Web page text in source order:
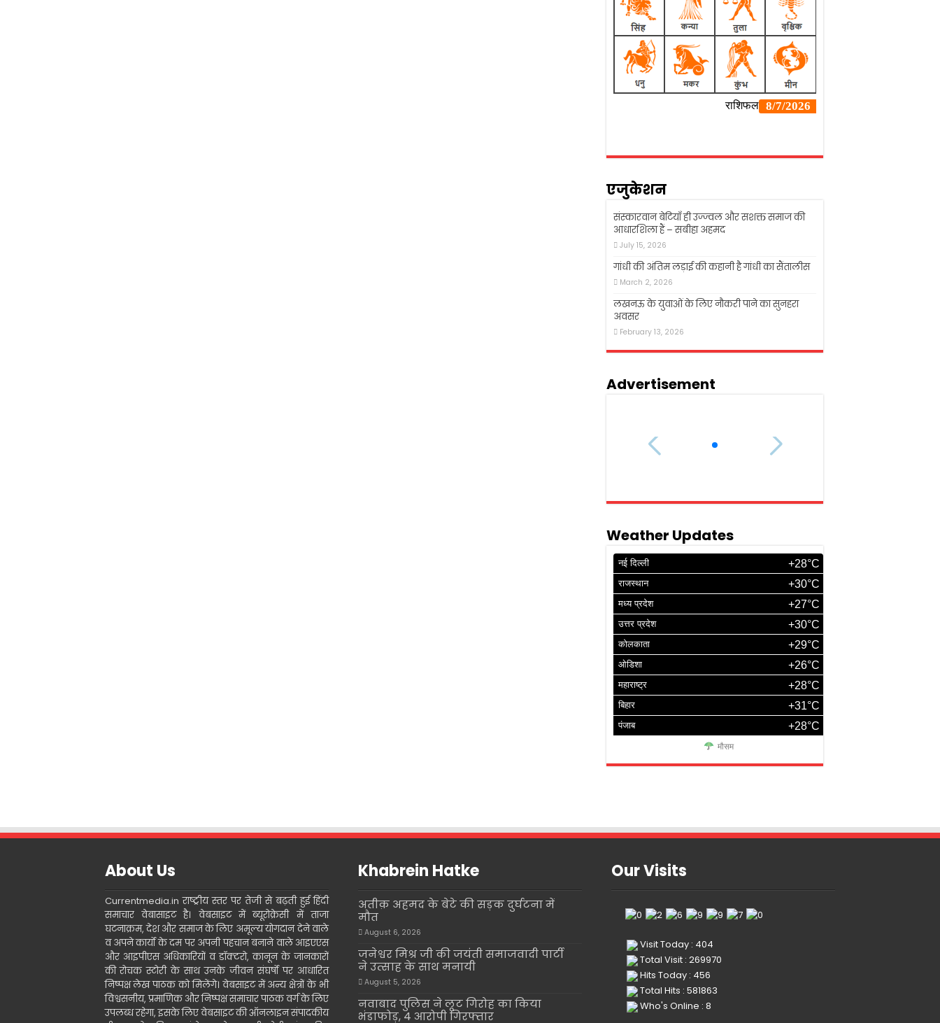
एजुकेशन
संस्कारवान बेटियाँ ही उज्ज्वल और सशक्त समाज की
आधारशिला हैं – सबीहा अहमद
July 15, 2026
गांधी की अंतिम लड़ाई की कहानी है गांधी का सैंतालीस
March 2, 2026
लखनऊ के युवाओं के लिए नौकरी पाने का सुनहरा
अवसर
February 13, 2026
Advertisement
Weather Updates
नई दिल्ली +28°C
राजस्थान +30°C
मध्य प्रदेश +27°C
उत्तर प्रदेश +30°C
कोलकाता +29°C
ओडिशा +26°C
महाराष्ट्र +28°C
बिहार +31°C
पंजाब +28°C
मौसम
About Us
Currentmedia.in राष्ट्रीय स्तर पर तेजी से बढ़ती हुई हिंदी
समाचार वेबासाइट है। वेबसाइट में ब्यूरोक्रेसी में ताजा
घटनाक्रम, देश और समाज के लिए अमूल्य योगदान देने वाले
व अपने कार्यो के दम पर अपनी पहचान बनाने वाले आइएएस
और आइपीएस अधिकारियों व डॉक्टरो, कानून के जानकारों
की रोचक स्टोरी के साथ उनके जीवन संघर्षो पर आधारित
निष्पक्ष लेख पाठक को मिलेंगे। वेबसाइट में अन्य क्षेत्रों के भी
विश्वसनीय, प्रमाणिक और निष्पक्ष समाचार पाठक वर्ग के लिए
उपलब्ध रहेगा, इसके लिए वेबसाइट की ऑनलाइन संपादकीय
Khabrein Hatke
अतीक़ अहमद के बेटे की सड़क दुर्घटना में
मौत
August 6, 2026
जनेश्वर मिश्र जी की जयंती समाजवादी पार्टी
ने उत्साह के साथ मनायी
August 5, 2026
नवाबाद पुलिस ने लूट गिरोह का किया
भंडाफोड़, 4 आरोपी गिरफ्तार
Our Visits
Visit Today : 404
Total Visit : 269970
Hits Today : 456
Total Hits : 581863
Who's Online : 8